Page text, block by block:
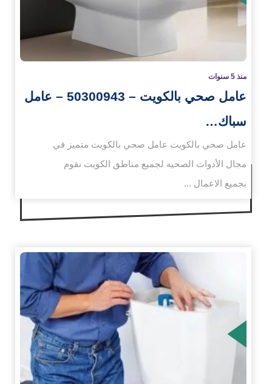
منذ 5 سنوات
عامل صحي بالكويت – 50300943 – عامل
سباك…
عامل صحي بالكويت عامل صحي بالكويت متميز في
مجال الأدوات الصحيه لجميع مناطق الكويت نقوم
بجميع الاعمال ...